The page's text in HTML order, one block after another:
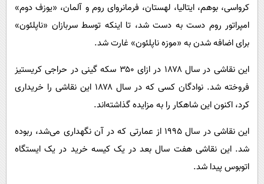
کرواسی، بوهم، ایتالیا، لهستان، فرمانروای روم و آلمان، «یوزف دوم»
امپراتور روم دست به دست شد، تا اینکه توسط سربازان «ناپلئون»
برای اضافه شدن به «موزه ناپلئون»‌ غارت شد.
این نقاشی در سال ۱۸۷۸ در ازای ۳۵۰ سکه گینی در حراجی کریستیز
فروخته شد. نوادگان کسی که در سال ۱۸۷۸ این نقاشی را خریداری
کرد، اکنون این شاهکار را به مزایده گذاشته‌اند.
این نقاشی در سال ۱۹۹۵ از عمارتی که در آن نگهداری می‌شد، ربوده
شد. این نقاشی هفت سال بعد در یک کیسه خرید در یک ایستگاه
اتوبوس پیدا شد.